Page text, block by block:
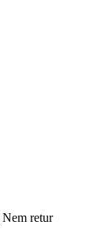
Nem retur